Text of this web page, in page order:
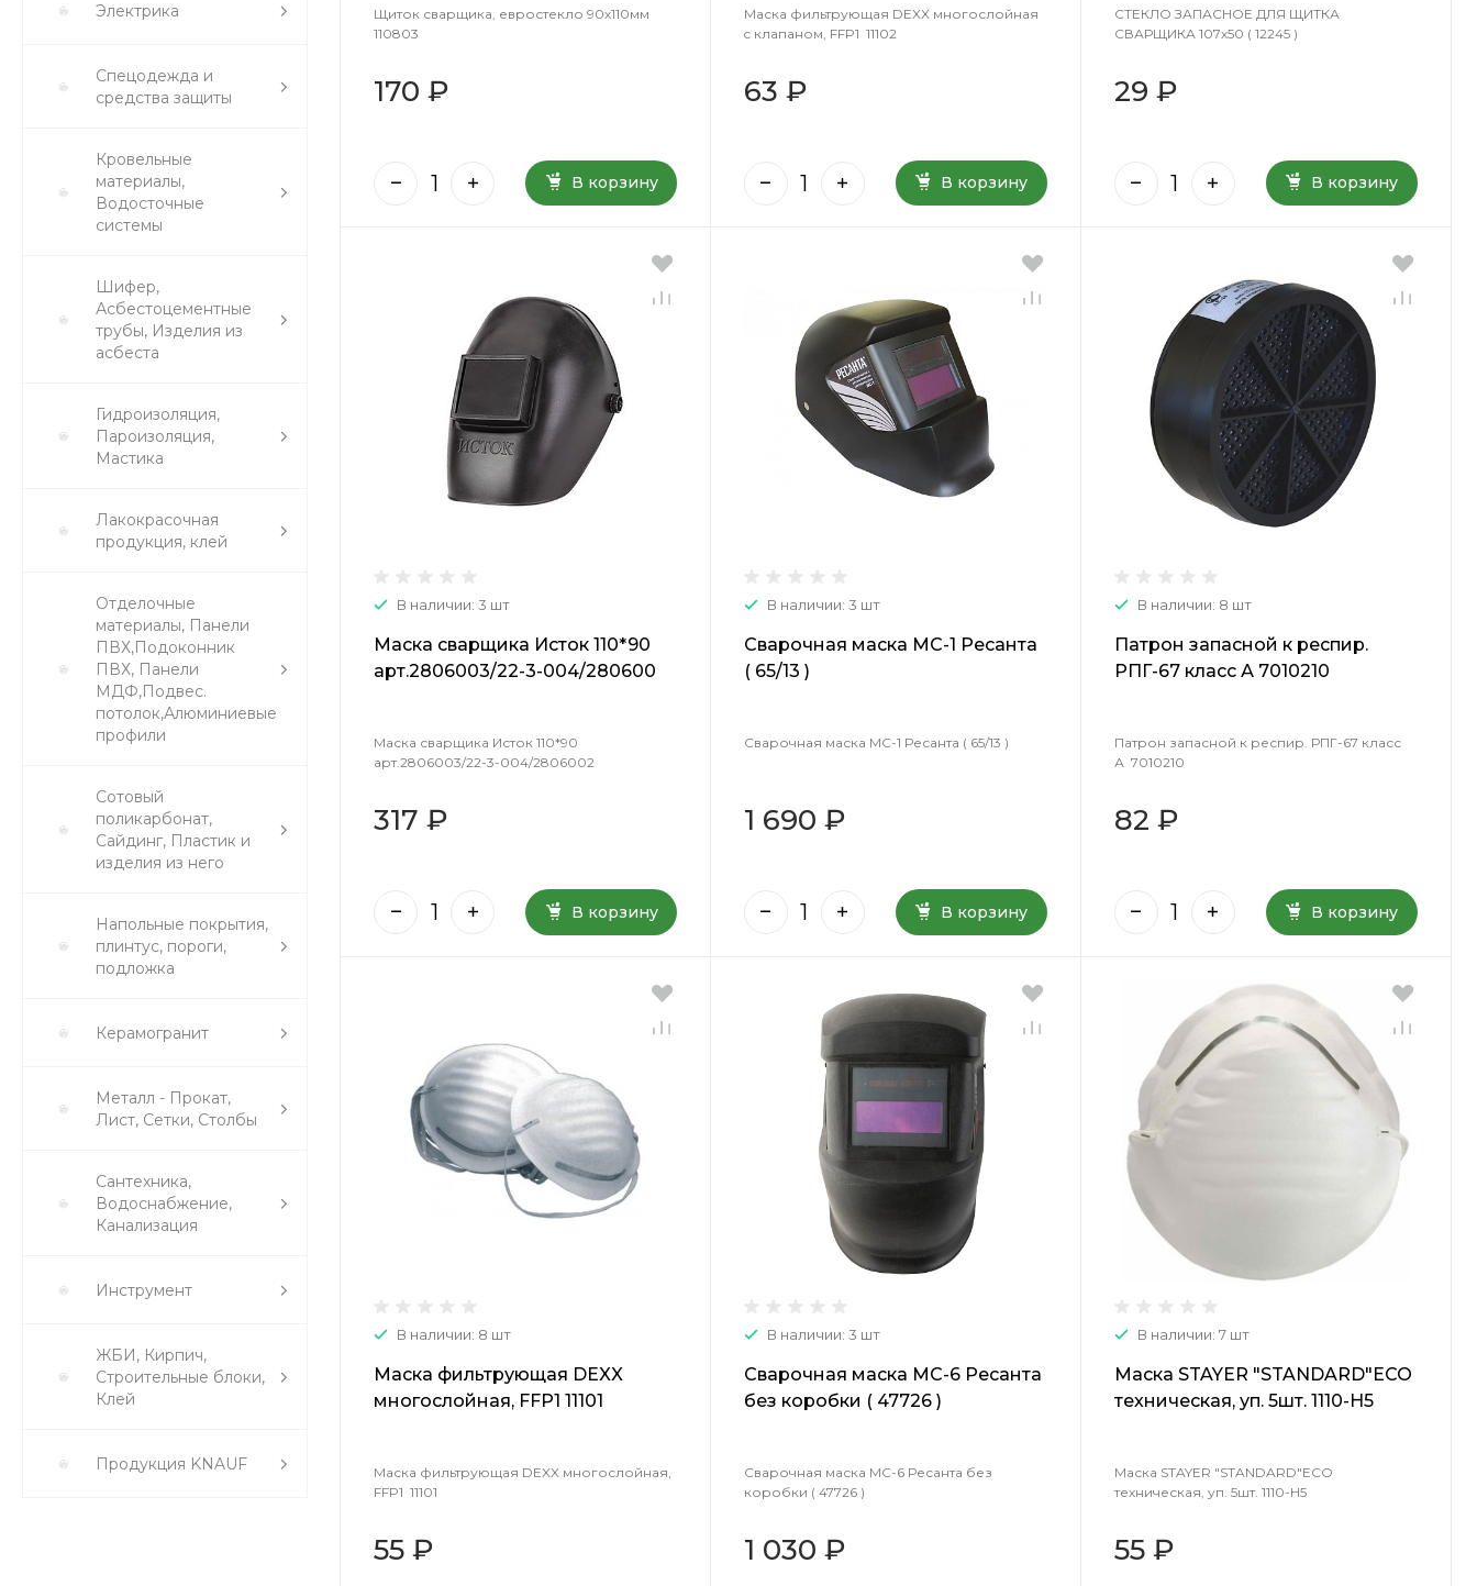
Электрика
Спецодежда и
средства защиты
Кровельные
материалы,
Водосточные
системы
Шифер,
Асбестоцементные
трубы, Изделия из
асбеста
Гидроизоляция,
Пароизоляция,
Мастика
Лакокрасочная
продукция, клей
Отделочные
материалы, Панели
ПВХ,Подоконник
ПВХ, Панели
МДФ,Подвес.
потолок,Алюминиевые
профили
Сотовый
поликарбонат,
Сайдинг, Пластик и
изделия из него
Напольные покрытия,
плинтус, пороги,
подложка
Керамогранит
Металл - Прокат,
Лист, Сетки, Столбы
Сантехника,
Водоснабжение,
Канализация
Инструмент
ЖБИ, Кирпич,
Строительные блоки,
Клей
Продукция KNAUF
Щиток сварщика, евростекло 90х110мм
110803
170 ₽
В корзину
Маска фильтрующая DEXX многослойная
c клапаном, FFP1 11102
63 ₽
В корзину
СТЕКЛО ЗАПАСНОЕ ДЛЯ ЩИТКА
СВАРЩИКА 107х50 ( 12245 )
29 ₽
В корзину
В наличии: 3 шт
Маска сварщика Исток 110*90
арт.2806003/22-3-004/280600
Маска сварщика Исток 110*90
арт.2806003/22-3-004/2806002
317 ₽
В корзину
В наличии: 3 шт
Сварочная маска МС-1 Ресанта
( 65/13 )
Сварочная маска МС-1 Ресанта ( 65/13 )
1 690 ₽
В корзину
В наличии: 8 шт
Патрон запасной к респир.
РПГ-67 класс А 7010210
Патрон запасной к респир. РПГ-67 класс
А 7010210
82 ₽
В корзину
В наличии: 8 шт
Маска фильтрующая DEXX
многослойная, FFP1 11101
Маска фильтрующая DEXX многослойная,
FFP1 11101
55 ₽
В наличии: 3 шт
Сварочная маска МС-6 Ресанта
без коробки ( 47726 )
Сварочная маска МС-6 Ресанта без
коробки ( 47726 )
1 030 ₽
В наличии: 7 шт
Маска STAYER "STANDARD"ECO
техническая, уп. 5шт. 1110-Н5
Маска STAYER "STANDARD"ECO
техническая, уп. 5шт. 1110-Н5
55 ₽